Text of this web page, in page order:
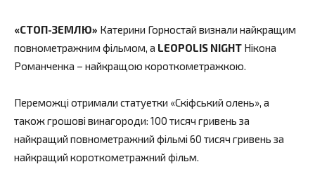
«СТОП-ЗЕМЛЮ» Катерини Горностай визнали найкращим
повнометражним фільмом, а LEOPOLIS NIGHT Нікона
Романченка – найкращою короткометражкою.
Переможці отримали статуетки «Скіфський олень», а
також грошові винагороди: 100 тисяч гривень за
найкращий повнометражний фільмі 60 тисяч гривень за
найкращий короткометражний фільм.